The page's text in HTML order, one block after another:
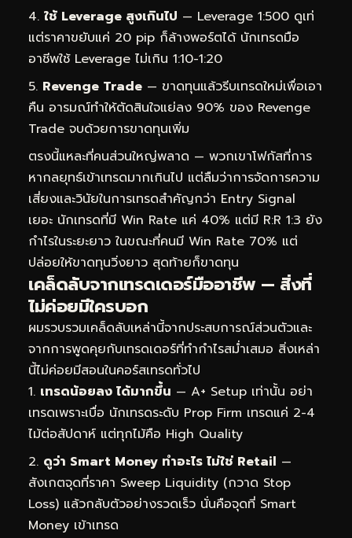
ใช้ Leverage สูงเกินไป — Leverage 1:500 ดูเท่
แต่ราคาขยับแค่ 20 pip ก็ล้างพอร์ตได้ นักเทรดมือ
อาชีพใช้ Leverage ไม่เกิน 1:10-1:20
Revenge Trade — ขาดทุนแล้วรีบเทรดใหม่เพื่อเอา
คืน อารมณ์ทำให้ตัดสินใจแย่ลง 90% ของ Revenge
Trade จบด้วยการขาดทุนเพิ่ม
ตรงนี้แหละที่คนส่วนใหญ่พลาด — พวกเขาโฟกัสที่การ
หากลยุทธ์เข้าเทรดมากเกินไป แต่ลืมว่าการจัดการความ
เสี่ยงและวินัยในการเทรดสำคัญกว่า Entry Signal
เยอะ นักเทรดที่มี Win Rate แค่ 40% แต่มี R:R 1:3 ยัง
กำไรในระยะยาว ในขณะที่คนมี Win Rate 70% แต่
ปล่อยให้ขาดทุนวิ่งยาว สุดท้ายก็ขาดทุน
เคล็ดลับจากเทรดเดอร์มืออาชีพ — สิ่งที่
ไม่ค่อยมีใครบอก
ผมรวบรวมเคล็ดลับเหล่านี้จากประสบการณ์ส่วนตัวและ
จากการพูดคุยกับเทรดเดอร์ที่ทำกำไรสม่ำเสมอ สิ่งเหล่า
นี้ไม่ค่อยมีสอนในคอร์สเทรดทั่วไป
เทรดน้อยลง ได้มากขึ้น — A+ Setup เท่านั้น อย่า
เทรดเพราะเบื่อ นักเทรดระดับ Prop Firm เทรดแค่ 2-4
ไม้ต่อสัปดาห์ แต่ทุกไม้คือ High Quality
ดูว่า Smart Money ทำอะไร ไม่ใช่ Retail —
สังเกตจุดที่ราคา Sweep Liquidity (กวาด Stop
Loss) แล้วกลับตัวอย่างรวดเร็ว นั่นคือจุดที่ Smart
Money เข้าเทรด